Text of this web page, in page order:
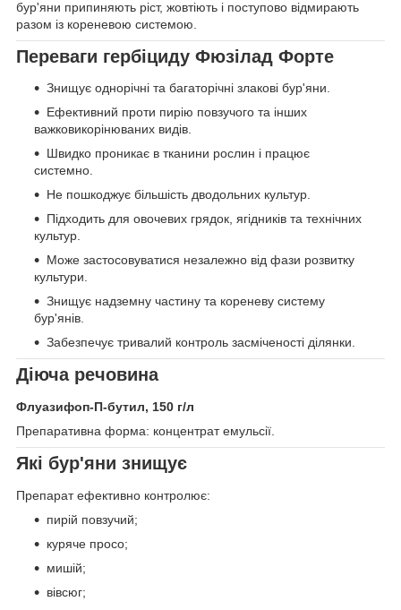
бур'яни припиняють ріст, жовтіють і поступово відмирають
разом із кореневою системою.
Переваги гербіциду Фюзілад Форте
Знищує однорічні та багаторічні злакові бур'яни.
Ефективний проти пирію повзучого та інших
важковикорінюваних видів.
Швидко проникає в тканини рослин і працює
системно.
Не пошкоджує більшість дводольних культур.
Підходить для овочевих грядок, ягідників та технічних
культур.
Може застосовуватися незалежно від фази розвитку
культури.
Знищує надземну частину та кореневу систему
бур'янів.
Забезпечує тривалий контроль засміченості ділянки.
Діюча речовина
Флуазифоп-П-бутил, 150 г/л
Препаративна форма: концентрат емульсії.
Які бур'яни знищує
Препарат ефективно контролює:
пирій повзучий;
куряче просо;
мишій;
вівсюг;